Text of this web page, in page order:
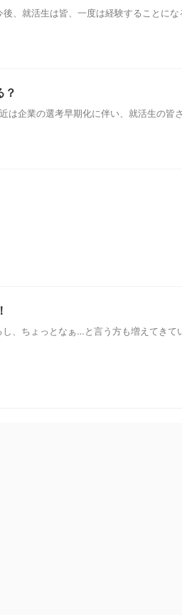
、就活生は皆、一度は経験することに
？
企業の選考早期化に伴い、就活生の皆
ちょっとなぁ…と言う方も増えてきて